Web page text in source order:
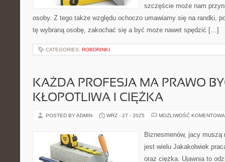
szczęście może nam
osoby. Z tego także względu ochoczo umawiamy się na randki,
tę wybraną osobę, zakochać się a być może nawet spędzić […]
CATEGORIES: ROBDRINKI
KAŻDA PROFESJA MA PRAWO
KŁOPOTLIWA I CIĘŻKA
POSTED BY ADMIN WRZ - 27 - 2025 MOŻLIWOŚĆ
Biznesmenów, jacy muszą
jest wielu Jakakolwiek
oraz ciężka. Ujawnia to